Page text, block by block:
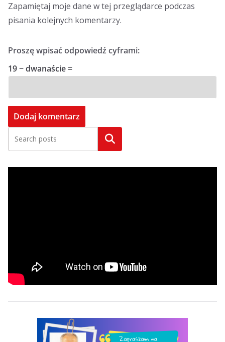
Zapamiętaj moje dane w tej przeglądarce podczas
pisania kolejnych komentarzy.
Proszę wpisać odpowiedź cyframi:
19 − dwanaście =
Szukaj